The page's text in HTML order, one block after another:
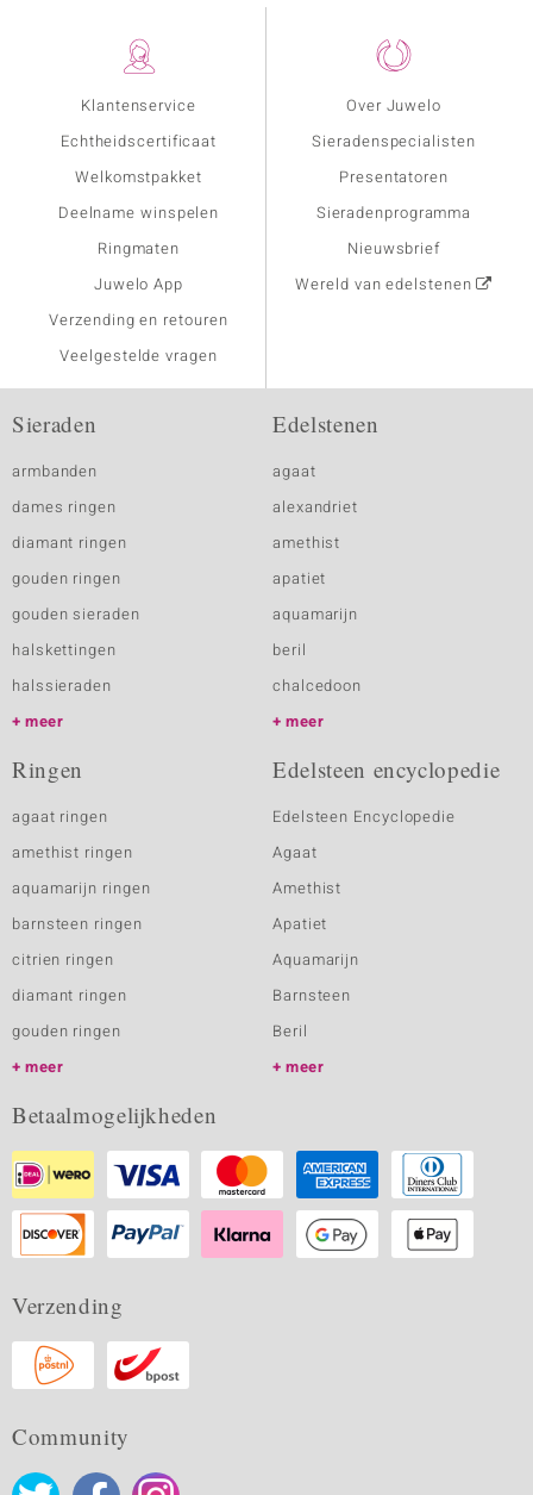
Klantenservice
Echtheidscertificaat
Welkomstpakket
Deelname winspelen
Ringmaten
Juwelo App
Verzending en retouren
Veelgestelde vragen
Over Juwelo
Sieradenspecialisten
Presentatoren
Sieradenprogramma
Nieuwsbrief
Wereld van edelstenen
Sieraden
armbanden
dames ringen
diamant ringen
gouden ringen
gouden sieraden
halskettingen
halssieraden
meer
Edelstenen
agaat
alexandriet
amethist
apatiet
aquamarijn
beril
chalcedoon
meer
Ringen
agaat ringen
amethist ringen
aquamarijn ringen
barnsteen ringen
citrien ringen
diamant ringen
gouden ringen
meer
Edelsteen encyclopedie
Edelsteen Encyclopedie
Agaat
Amethist
Apatiet
Aquamarijn
Barnsteen
Beril
meer
Betaalmogelijkheden
Verzending
Community